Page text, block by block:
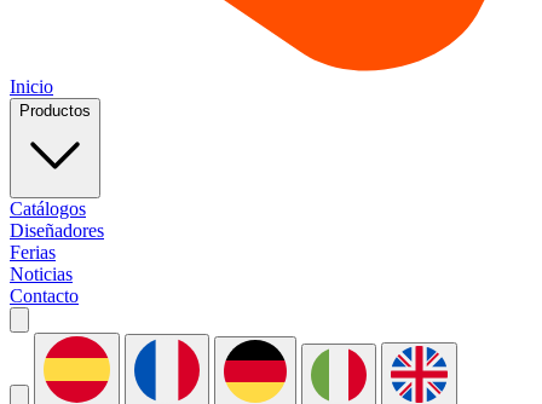
Inicio
Productos
Catálogos
Diseñadores
Ferias
Noticias
Contacto